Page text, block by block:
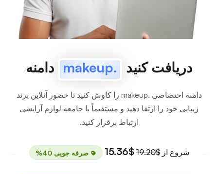
دریافت کنید .makeup دامنه
دامنه اختصاصی .makeup را کاوش کنید تا حضور آنلاین برند
زیبایی خود را ارتقا دهید و مستقیماً با جامعه لوازم آرایشی
ارتباط برقرار کنید.
شروع از$19.20
$15.36 صرفه جویی 40%